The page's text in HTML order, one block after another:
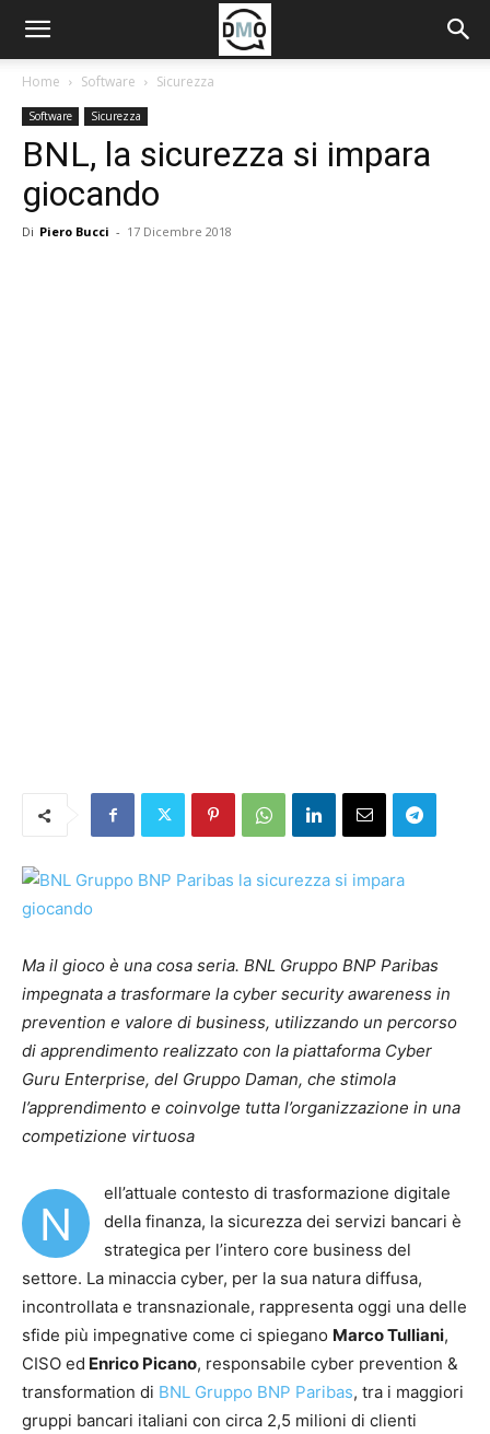
Home Software Sicurezza
Software Sicurezza
BNL, la sicurezza si impara
giocando
Di Piero Bucci - 17 Dicembre 2018
Ma il gioco è una cosa seria. BNL Gruppo BNP Paribas
impegnata a trasformare la cyber security awareness in
prevention e valore di business, utilizzando un percorso
di apprendimento realizzato con la piattaforma Cyber
Guru Enterprise, del Gruppo Daman, che stimola
l’apprendimento e coinvolge tutta l’organizzazione in una
competizione virtuosa
N
ell’attuale contesto di trasformazione digitale
della finanza, la sicurezza dei servizi bancari è
strategica per l’intero core business del
settore. La minaccia cyber, per la sua natura diffusa,
incontrollata e transnazionale, rappresenta oggi una delle
sfide più impegnative come ci spiegano Marco Tulliani,
CISO ed Enrico Picano, responsabile cyber prevention &
transformation di BNL Gruppo BNP Paribas, tra i maggiori
gruppi bancari italiani con circa 2,5 milioni di clienti